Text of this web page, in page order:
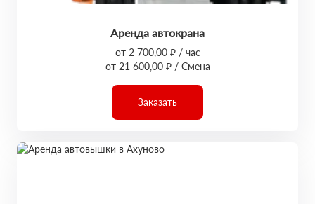
Аренда автокрана
от 2 700,00 ₽ / час
от 21 600,00 ₽ / Смена
Заказать